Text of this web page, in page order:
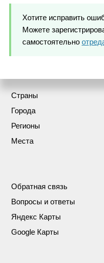
Хотите исправить
Можете
самостоятельно
Страны
Города
Регионы
Места
Обратная связь
Вопросы и ответы
Яндекс Карты
Google Карты